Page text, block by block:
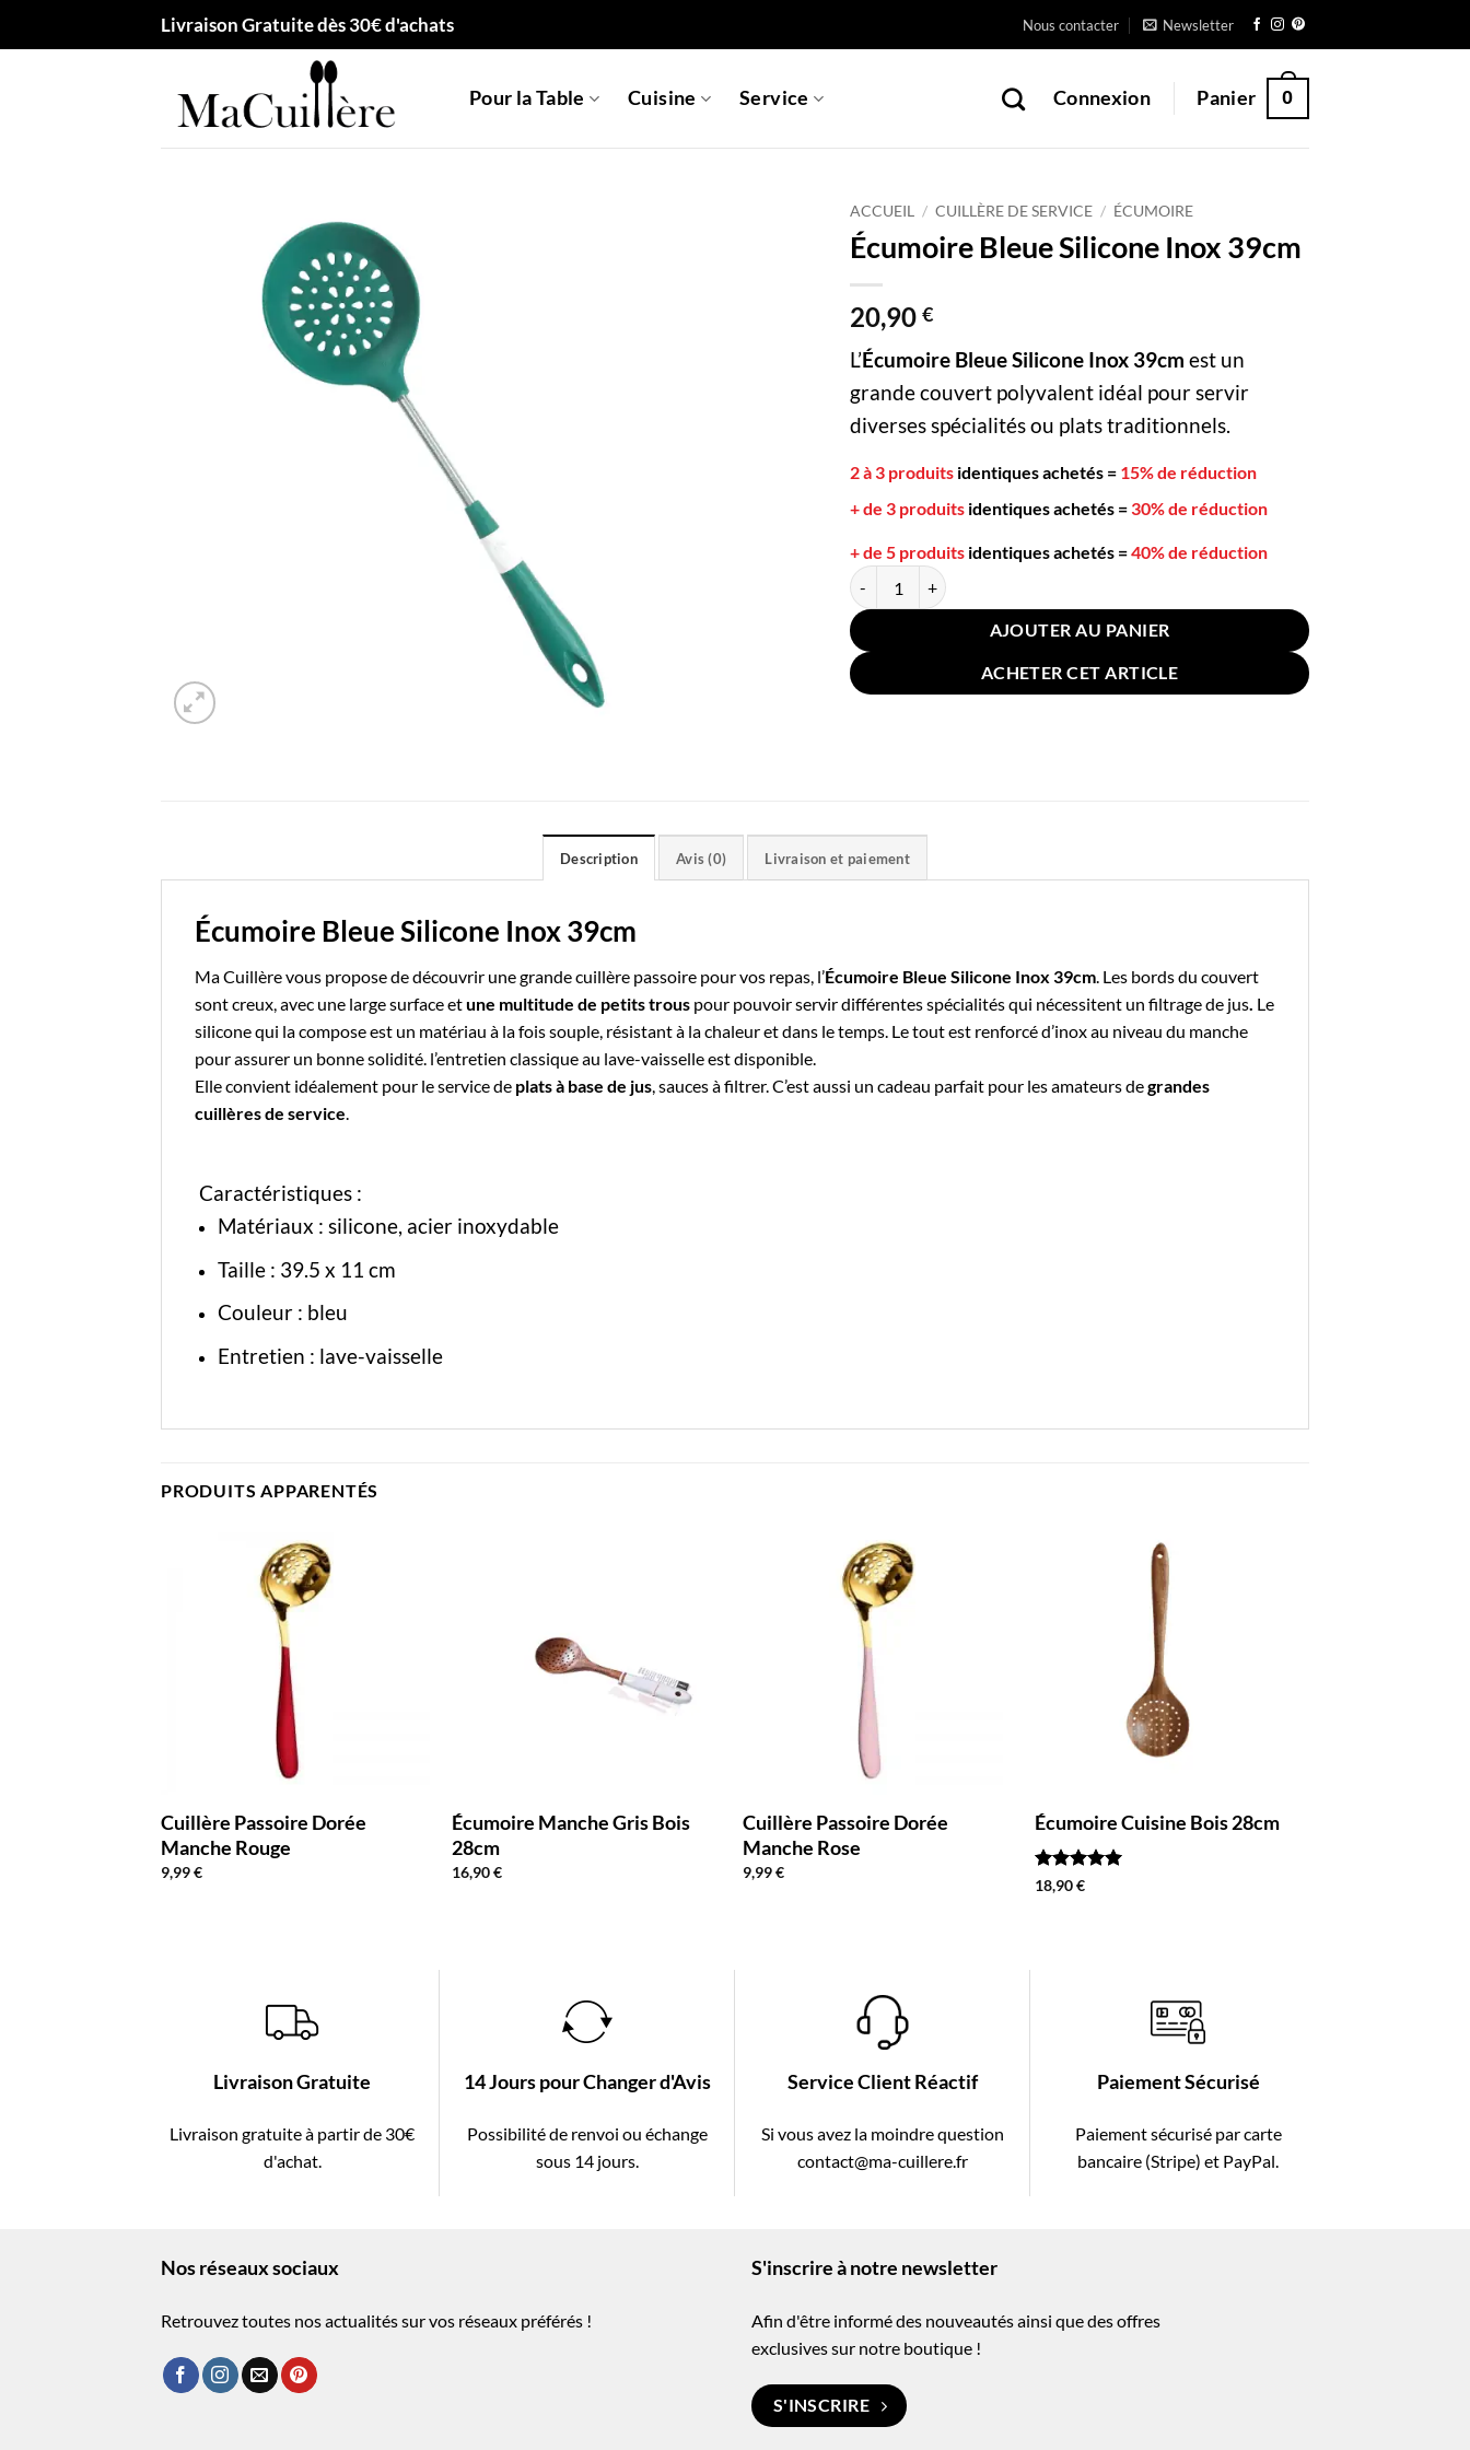
Livraison Gratuite dès 30€ d'achats Nous contacter Newsletter
Pour la Table Cuisine Service Connexion Panier 0
ACCUEIL / CUILLÈRE DE SERVICE / ÉCUMOIRE
Écumoire Bleue Silicone Inox 39cm
20,90 €
L’Écumoire Bleue Silicone Inox 39cm est un
grande couvert polyvalent idéal pour servir
diverses spécialités ou plats traditionnels.
2 à 3 produits identiques achetés = 15% de réduction
+ de 3 produits identiques achetés = 30% de réduction
+ de 5 produits identiques achetés =40% de réduction
quantité de Écumoire Bleue Silicone Inox 39cm
AJOUTER AU PANIER
ACHETER CET ARTICLE
Description Avis (0) Livraison et paiement
Écumoire Bleue Silicone Inox 39cm
Ma Cuillèrevous propose de découvrir une grande cuillère passoire pour vos repas, l’Écumoire Bleue Silicone Inox 39cm. Les bords du couvert
sont creux, avec une large surface etune multitude de petits trous pour pouvoir servir différentes spécialités qui nécessitent un filtrage de jus. Le
siliconequi la compose est un matériau à la fois souple, résistant à la chaleur et dans le temps. Le tout est renforcé d’inox au niveau du manche
pour assurer un bonne solidité. l’entretien classique au lave-vaisselle est disponible.
Elle convient idéalement pour le service de plats à base de jus, sauces à filtrer. C’est aussi un cadeau parfait pour les amateurs degrandes
cuillères de service.
Caractéristiques :
Matériaux : silicone, acier inoxydable
Taille : 39.5 x 11 cm
Couleur : bleu
Entretien : lave-vaisselle
PRODUITS APPARENTÉS
Cuillère Passoire Dorée
Manche Rouge
9,99€
Écumoire Manche Gris Bois
28cm
16,90€
Cuillère Passoire Dorée
Manche Rose
9,99€
Écumoire Cuisine Bois 28cm
Note5
18,90€
Livraison Gratuite
Livraison gratuite à partir de 30€
d'achat.
14 Jours pour Changer d'Avis
Possibilité de renvoi ou échange
sous 14 jours.
Service Client Réactif
Si vous avez la moindre question
contact@ma-cuillere.fr
Paiement Sécurisé
Paiement sécurisé par carte
bancaire (Stripe) et PayPal.
Nos réseaux sociaux
Retrouvez toutes nos actualités sur vos réseaux préférés !
S'inscrire à notre newsletter
Afin d'être informé des nouveautés ainsi que des offres
exclusives sur notre boutique !
S'INSCRIRE